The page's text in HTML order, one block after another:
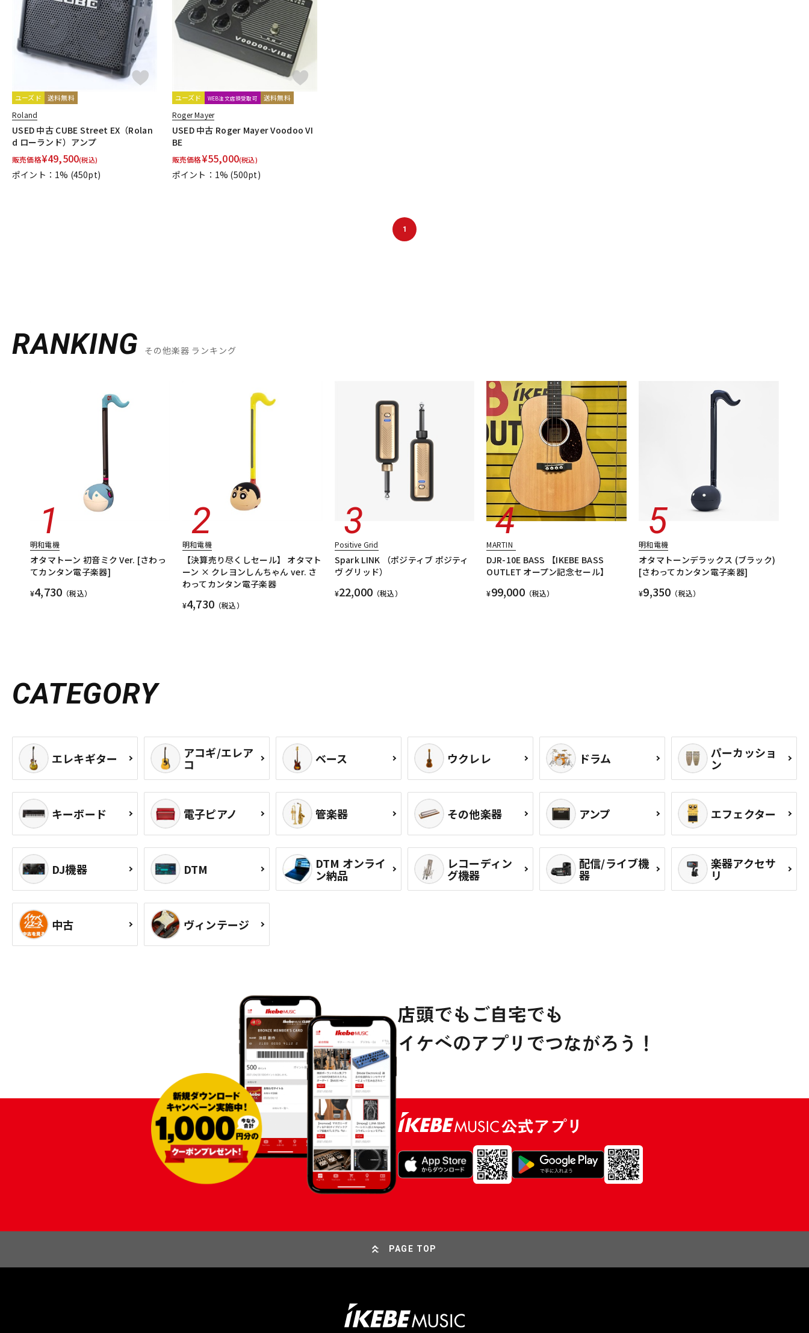
ユーズド 送料無料
Roland
USED 中古 CUBE Street EX（Rolan
d ローランド）アンプ
販売価格¥49,500(税込)
ポイント：1% (450pt)
ユーズド WEB注文店頭受取可 送料無料
Roger Mayer
USED 中古 Roger Mayer Voodoo VI
BE
販売価格¥55,000(税込)
ポイント：1% (500pt)
1
RANKING その他楽器 ランキング
明和電機
オタマトーン 初音ミク Ver. [さわっ
てカンタン電子楽器]
¥4,730 （税込）
明和電機
【決算売り尽くしセール】 オタマト
ーン × クレヨンしんちゃん ver. さ
わってカンタン電子楽器
¥4,730 （税込）
Positive Grid
Spark LINK （ポジティブ ポジティ
ヴ グリッド）
¥22,000 （税込）
MARTIN
DJR-10E BASS 【IKEBE BASS
OUTLET オープン記念セール】
¥99,000（税込）
明和電機
オタマトーンデラックス (ブラック)
[さわってカンタン電子楽器]
¥9,350 （税込）
CATEGORY
エレキギター アコギ/エレア
コ ベース ウクレレ ドラム パーカッショ
ン
キーボード 電子ピアノ 管楽器 その他楽器 アンプ エフェクター
DJ機器 DTM DTM オンライ
ン納品
レコーディン
グ機器
配信/ライブ機
器
楽器アクセサ
リ
中古 ヴィンテージ
PAGE TOP